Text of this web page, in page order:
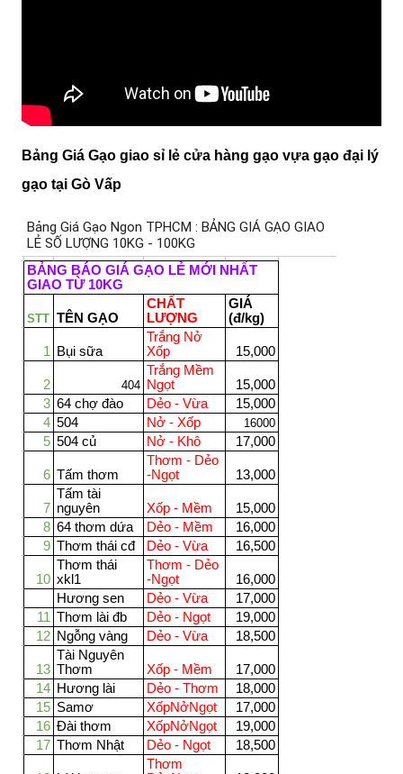
Bảng Giá Gạo giao sỉ lẻ cửa hàng gạo vựa gạo đại lý
gạo tại Gò Vấp